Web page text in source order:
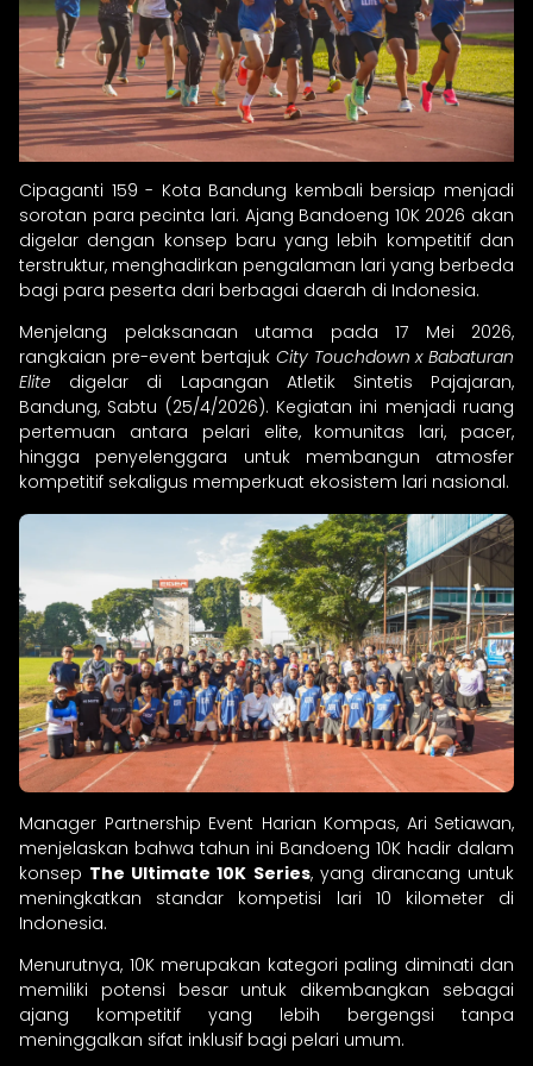
Cipaganti 159 - Kota Bandung kembali bersiap menjadi
sorotan para pecinta lari. Ajang Bandoeng 10K 2026 akan
digelar dengan konsep baru yang lebih kompetitif dan
terstruktur, menghadirkan pengalaman lari yang berbeda
bagi para peserta dari berbagai daerah di Indonesia.
Menjelang pelaksanaan utama pada 17 Mei 2026,
rangkaian pre-event bertajuk City Touchdown x Babaturan
Elite digelar di Lapangan Atletik Sintetis Pajajaran,
Bandung, Sabtu (25/4/2026). Kegiatan ini menjadi ruang
pertemuan antara pelari elite, komunitas lari, pacer,
hingga penyelenggara untuk membangun atmosfer
kompetitif sekaligus memperkuat ekosistem lari nasional.
Manager Partnership Event Harian Kompas, Ari Setiawan,
menjelaskan bahwa tahun ini Bandoeng 10K hadir dalam
konsep The Ultimate 10K Series, yang dirancang untuk
meningkatkan standar kompetisi lari 10 kilometer di
Indonesia.
Menurutnya, 10K merupakan kategori paling diminati dan
memiliki potensi besar untuk dikembangkan sebagai
ajang kompetitif yang lebih bergengsi tanpa
meninggalkan sifat inklusif bagi pelari umum.